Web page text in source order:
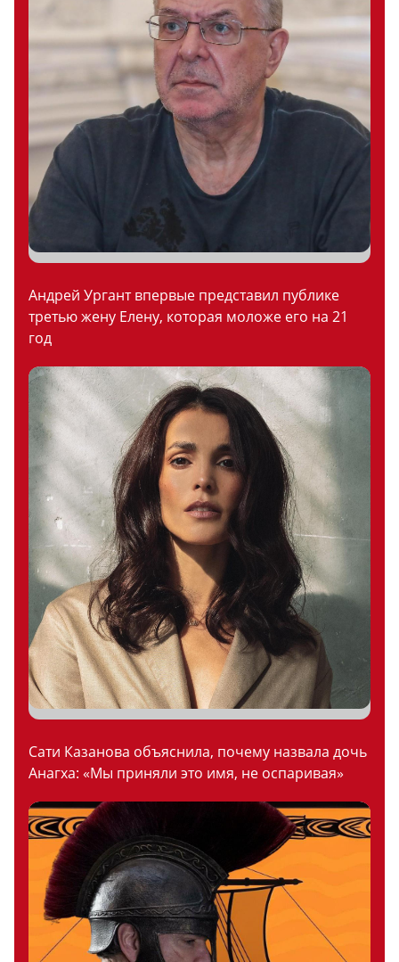
Андрей Ургант впервые представил публике
третью жену Елену, которая моложе его на 21
год
Сати Казанова объяснила, почему назвала дочь
Анагха: «Мы приняли это имя, не оспаривая»